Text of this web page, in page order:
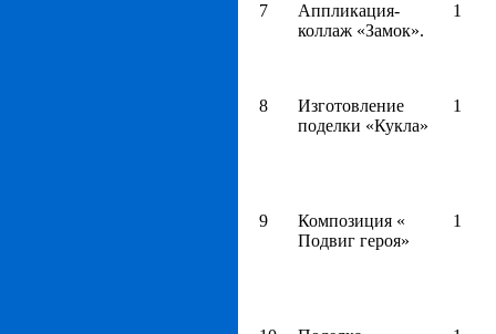
7
Аппликация-
коллаж «Замок».
1
8
Изготовление
поделки «Кукла»
1
9
Композиция «
Подвиг героя»
1